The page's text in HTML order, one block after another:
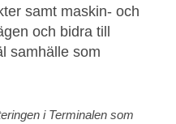
samt maskin- och
och bidra till
samhälle som
i Terminalen som